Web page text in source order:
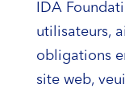
IDA
utilisateurs,
obligations
site web,